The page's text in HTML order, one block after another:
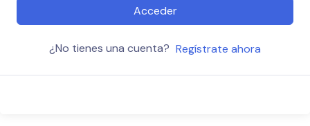
Acceder
¿No tienes una cuenta? Regístrate ahora